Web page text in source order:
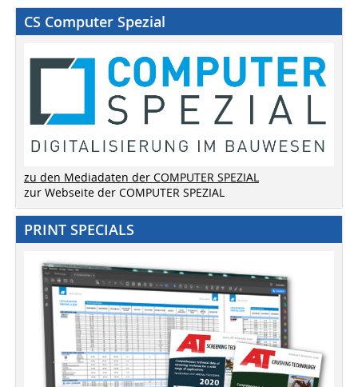
CS Computer Spezial
zu den Mediadaten der COMPUTER SPEZIAL
zur Webseite der COMPUTER SPEZIAL
PRINT SPECIALS